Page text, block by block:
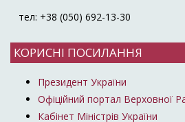
тел: +38 (050) 692-13-30
КОРИСНІ ПОСИЛАННЯ
Президент України
Офіційний портал Верховної
Кабінет Міністрів України